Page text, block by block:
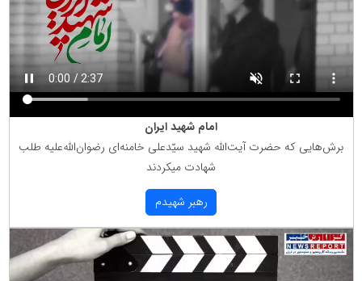
امام شهید ایران
برش‌هایی كه حضرت آیت‌الله شهید سیّدعلی خامنه‌ای رضوان‌الله‌علیه طلب
شهادت میكردند
رهبر شهیدم